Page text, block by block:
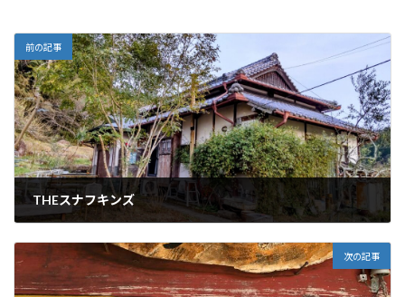
前の記事
THEスナフキンズ
次の記事